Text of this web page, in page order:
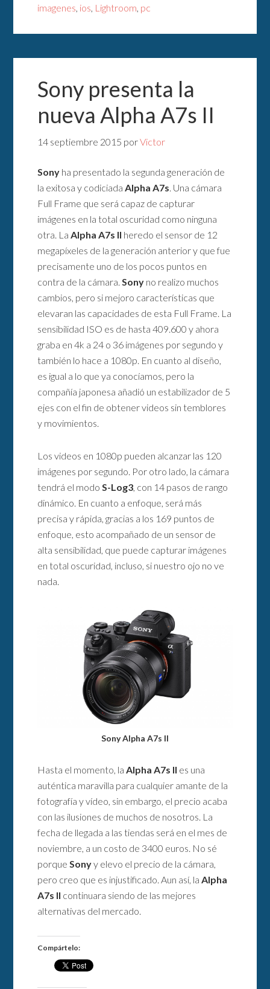
imagenes ios Lightroom pc
Sony presenta la
nueva Alpha A7s II
14 septiembre 2015 porVictor
Sony ha presentado la segunda generación de
la exitosa y codiciada Alpha A7s . Una cámara
Full Frame que será capaz de capturar
imágenes en la total oscuridad como ninguna
otra. La Alpha A7s II heredo el sensor de 12
megapíxeles de la generación anterior y que fue
precisamente uno de los pocos puntos en
contra de la cámara. Sony no realizo muchos
cambios, pero si mejoro características que
elevaran las capacidades de esta Full Frame. La
sensibilidad ISO es de hasta 409.600 y ahora
graba en 4k a 24 o 36 imágenes por segundo y
también lo hace a 1080p. En cuanto al diseño,
es igual a lo que ya conocíamos, pero la
compañía japonesa añadió un estabilizador de 5
ejes con el fin de obtener videos sin temblores
y movimientos.
Los videos en 1080p pueden alcanzar las 120
imágenes por segundo. Por otro lado, la cámara
tendrá el modo S-Log3 , con 14 pasos de rango
dinámico. En cuanto a enfoque, será más
precisa y rápida, gracias a los 169 puntos de
enfoque, esto acompañado de un sensor de
alta sensibilidad, que puede capturar imágenes
en total oscuridad, incluso, si nuestro ojo no ve
nada.
Sony Alpha A7s II
Hasta el momento, laAlpha A7s II es una
auténtica maravilla para cualquier amante de la
fotografía y vídeo, sin embargo, el precio acaba
con las ilusiones de muchos de nosotros. La
fecha de llegada a las tiendas será en el mes de
noviembre, a un costo de 3400 euros. No sé
porqueSonyy elevo el precio de la cámara,
pero creo que es injustificado. Aun así, laAlpha
A7s II continuara siendo de las mejores
alternativas del mercado.
Compártelo: